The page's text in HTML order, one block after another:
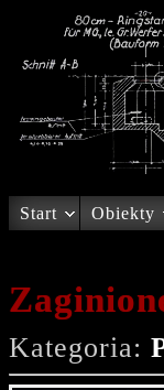
Start Obiekty
Kategoria: